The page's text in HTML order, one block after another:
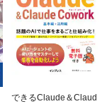
できるClaude＆Claud